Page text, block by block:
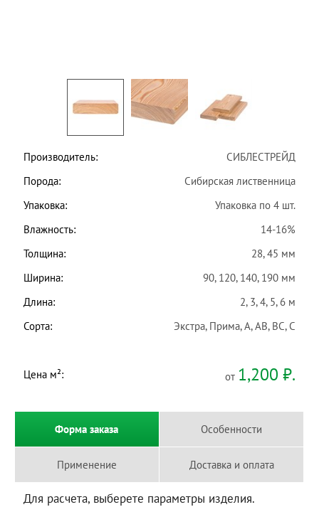
Производитель:
СИБЛЕСТРЕЙД
Порода:
Сибирская лиственница
Упаковка:
Упаковка по 4 шт.
Влажность:
14-16%
Толщина:
28, 45 мм
Ширина:
90, 120, 140, 190 мм
Длина:
2, 3, 4, 5, 6 м
Сорта:
Экстра, Прима, A, AB, BC, C
Цена м²: от 1,200 ₽.
Форма заказа Особенности
Применение Доставка и оплата
Для расчета, выберете параметры изделия.